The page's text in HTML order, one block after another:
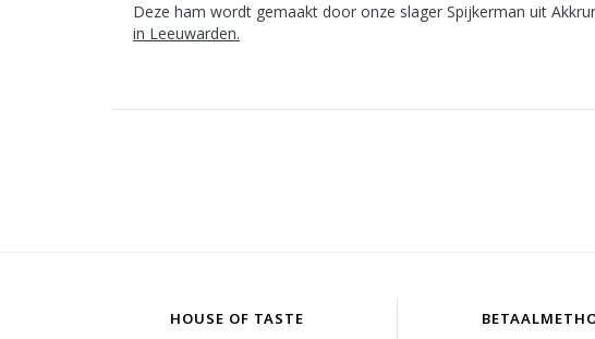
Deze ham wordt gemaakt door onze slager Spijkerman uit
in Leeuwarden.
HOUSE OF TASTE